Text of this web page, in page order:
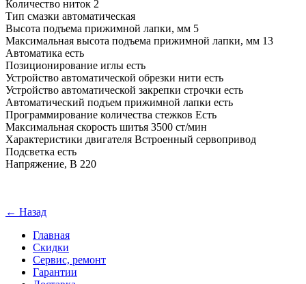
Количество ниток 2
Тип смазки автоматическая
Высота подъема прижимной лапки, мм 5
Максимальная высота подъема прижимной лапки, мм 13
Автоматика есть
Позиционирование иглы есть
Устройство автоматической обрезки нити есть
Устройство автоматической закрепки строчки есть
Автоматический подъем прижимной лапки есть
Программирование количества стежков Eсть
Максимальная скорость шитья 3500 ст/мин
Характеристики двигателя Встроенный сервопривод
Подсветка есть
Напряжение, В 220
← Назад
Главная
Скидки
Сервис, ремонт
Гарантии